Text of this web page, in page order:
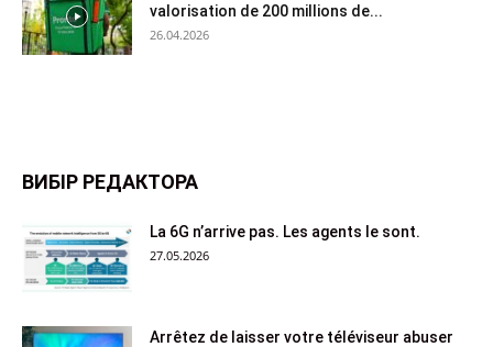
valorisation de 200 millions de...
26.04.2026
ВИБІР РЕДАКТОРА
La 6G n’arrive pas. Les agents le sont.
27.05.2026
Arrêtez de laisser votre téléviseur abuser